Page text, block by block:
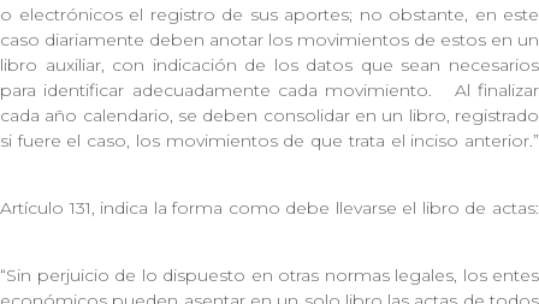
o electrónicos el registro de sus aportes; no obstante, en este
caso diariamente deben anotar los movimientos de estos en un
libro auxiliar, con indicación de los datos que sean necesarios
para identificar adecuadamente cada movimiento. Al finalizar
cada año calendario, se deben consolidar en un libro, registrado
si fuere el caso, los movimientos de que trata el inciso anterior.”
Artículo 131, indica la forma como debe llevarse el libro de actas:
“Sin perjuicio de lo dispuesto en otras normas legales, los entes